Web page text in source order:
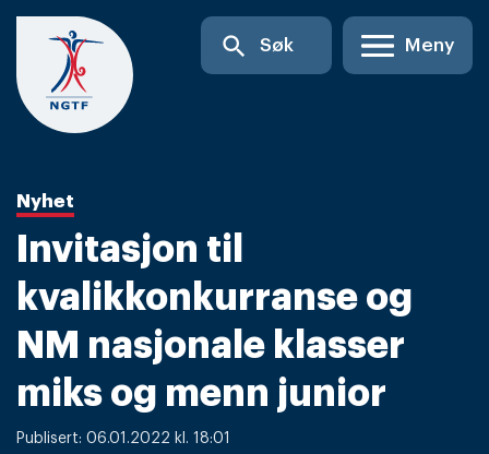
Skip
content
search Søk Meny
Nyhet
Invitasjon til
kvalikkonkurranse og
NM nasjonale klasser
miks og menn junior
Publisert: 06.01.2022 kl. 18:01